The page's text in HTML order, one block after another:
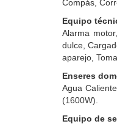
Compás,
Equipo
Alarma
dulce,
aparejo,
Enseres
Agua
(1600W).
Equipo de